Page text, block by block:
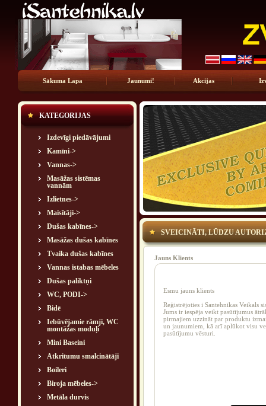
Sākuma Lapa Jaunumi! Akcijas
KATEGORIJAS
Izdevīgi piedāvājumi
Kamīni->
Vannas->
Masāžas sistēmas
vannām
Izlietnes->
Maisītāji->
Dušas kabīnes->
Masāžas dušas kabīnes
Tvaika dušas kabīnes
Vannas istabas mēbeles
Dušas paliktņi
WC, PODI->
Bidē
Iebūvējamie rāmji, WC
montāžas moduļi
Mini Baseini
Atkritumu smalcinātāji
Boileri
Biroja mēbeles->
Metāla durvis
SVEICINĀTI, LŪDZU
Jauns Klients
Esmu jauns klients
Reģistrējoties i Santehnikas Veikals
Jums ir iespēja veikt pasūtījumus
pirmajiem uzzināt par produktu
un jaunumiem, kā arī aplūkot visu
pasūtījumu vēsturi.